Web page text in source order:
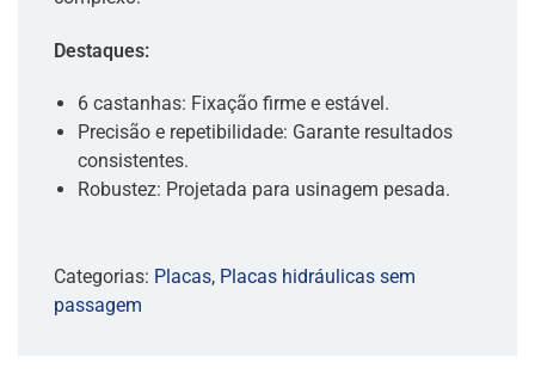
Destaques:
6 castanhas: Fixação firme e estável.
Precisão e repetibilidade: Garante resultados
consistentes.
Robustez: Projetada para usinagem pesada.
Categorias: Placas, Placas hidráulicas sem
passagem